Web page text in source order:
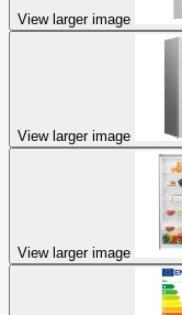
View larger image
View larger image
View larger image